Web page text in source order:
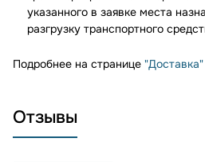
указанного в заявке места
разгрузку транспортного
Подробнее на странице "Доставка"
Отзывы